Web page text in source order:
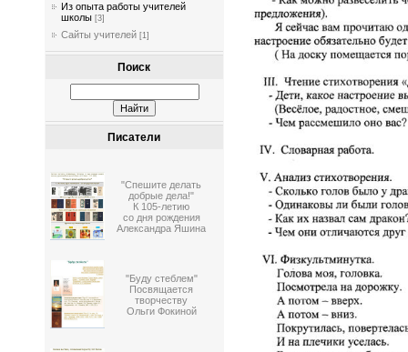
Из опыта работы учителей
школы [3]
Сайты учителей [1]
Поиск
Писатели
"Спешите делать
добрые дела!"
К 105-летию
со дня рождения
Александра Яшина
"Буду стеблем"
Посвящается
творчеству
Ольги Фокиной